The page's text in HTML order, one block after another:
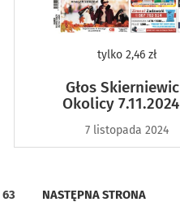
tylko2,46 zł
Głos
Okolicy
7 listopada 2024
63 NASTĘPNA STRONA